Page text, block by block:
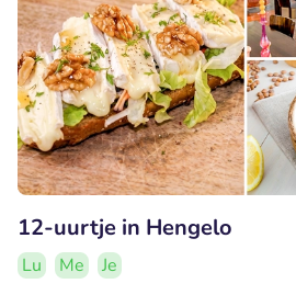
12-uurtje in Hengelo
Lu Me
Je